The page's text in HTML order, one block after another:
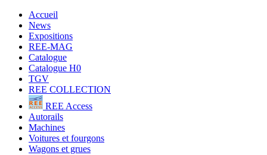
Accueil
News
Expositions
REE-MAG
Catalogue
Catalogue H0
TGV
REE COLLECTION
REE Access
Autorails
Machines
Voitures et fourgons
Wagons et grues